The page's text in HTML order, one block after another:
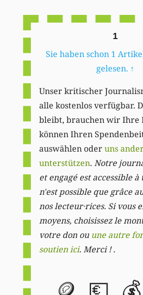
1
Sie haben schon 1
gelesen. ↑
Unser kritischer
alle kostenlos verfügbar.
bleibt, brauchen wir Ihre
können Ihren
auswählen oderuns
unterstützen. Notre
et engagé est accessible à
n'est possible que grâce
nos lecteur·rices. Si vous
moyens, choisissez le
votre don ou une autre
soutien ici. Merci ! .
🪙 💶 💰